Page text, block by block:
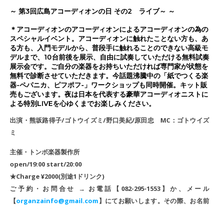
～ 第3回広島アコーディオンの日 その2 ライブ～ ～
＊アコーディオンのアコーディオンによるアコーディオンの為の
スペシャルイベント。アコーディオンに触れたことない方も、あ
る方も、入門モデルから、普段手に触れることのできない高級モ
デルまで、10台前後を展示、自由に試奏していただける無料試奏
展示会です。ご自分の楽器をお持ちいただければ専門家が状態を
無料で診断させていただきます。今話題沸騰中の「紙でつくる楽
器-ペパニカ、ピフポフ-」ワークショップも同時開催。キット販
売もございます。夜は日本を代表する豪華アコーディオニストに
よる特別LIVEを心ゆくまでお楽しみください。
出演・熊坂路得子/ゴトウイズミ/野口美紀/原田忠 MC：ゴトウイズ
ミ
主催・トンボ楽器製作所
open/19:00 start/20:00
★Charge ¥2000(別途1ドリンク)
ご予約・お問合せ → お電話【082-295-1553】か、メール
【organzainfo@gmail.com】にてお願いします。その際、お名前